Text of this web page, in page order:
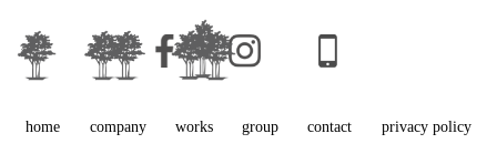
福岡で造園・雑木の庭づくりなら
福岡「雑木の庭」倶楽部
home company works group contact privacy policy